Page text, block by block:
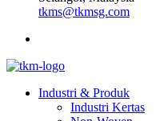
tkms@tkmsg.com
Industri & Produk
Industri Kertas